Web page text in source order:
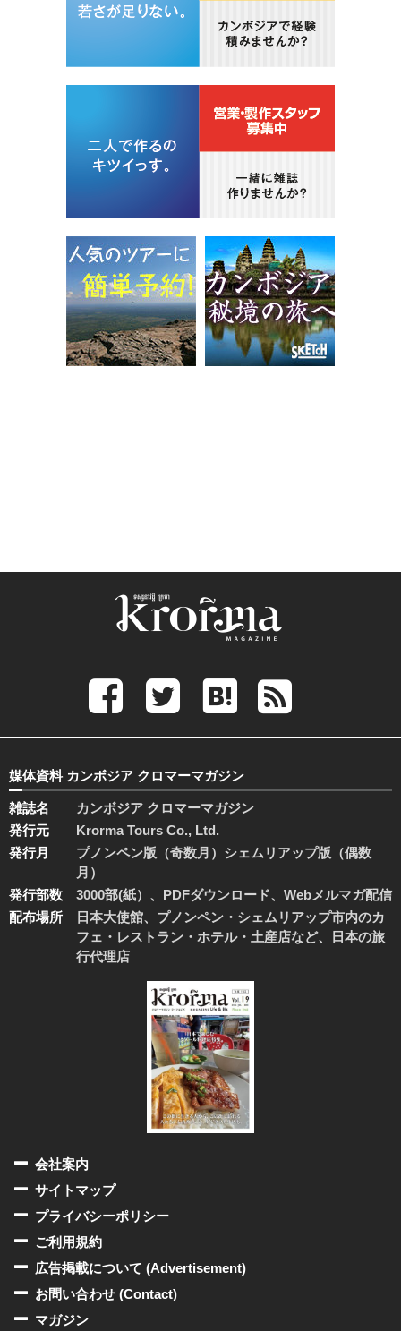
媒体資料 カンボジア クロマーマガジン
雑誌名
カンボジア クロマーマガジン
発行元
Krorma Tours Co., Ltd.
発行月
プノンペン版（奇数月）シェムリアップ版（偶数
月）
発行部数
3000部(紙）、PDFダウンロード、Webメルマガ配信
配布場所
日本大使館、プノンペン・シェムリアップ市内のカ
フェ・レストラン・ホテル・土産店など、日本の旅
行代理店
会社案内
サイトマップ
プライバシーポリシー
ご利用規約
広告掲載について (Advertisement)
お問い合わせ (Contact)
マガジン